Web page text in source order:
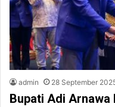
admin 28 September
Bupati Adi